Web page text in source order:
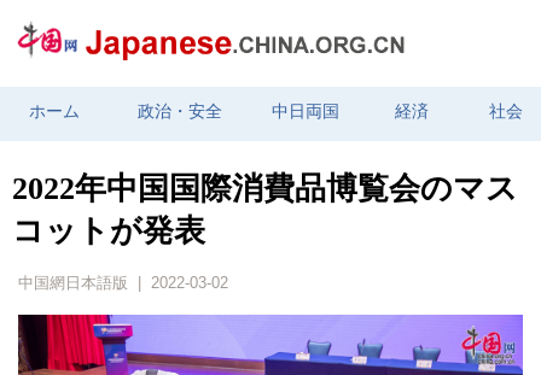
ホーム 政治・安全 中日両国 経済 社会
2022年中国国際消費品博覧会のマス
コットが発表
中国網日本語版 | 2022-03-02